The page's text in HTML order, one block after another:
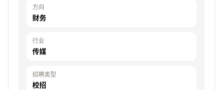
方向
财务
行业
传媒
招聘类型
校招